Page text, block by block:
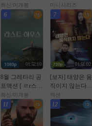
퍼.걸)) 1080p 5.1
공식자막
최신/미개봉
화 - 12화) 완결
[정 해인,하영] 1
080p
미니시리즈
6
01:52:10
8월 그레타리 공
포액션 [ ㄹr스트
ㅎr우스 ] 1080p
5.1 공식자막
최신/미개봉
7
01:51:02
[보자] 태양은 움
직이지 않는다 1
1월
액션
11 12